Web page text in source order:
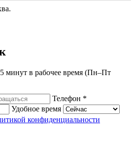
минут в рабочее время (Пн–Пт
Телефон *
Удобное время
конфиденциальности